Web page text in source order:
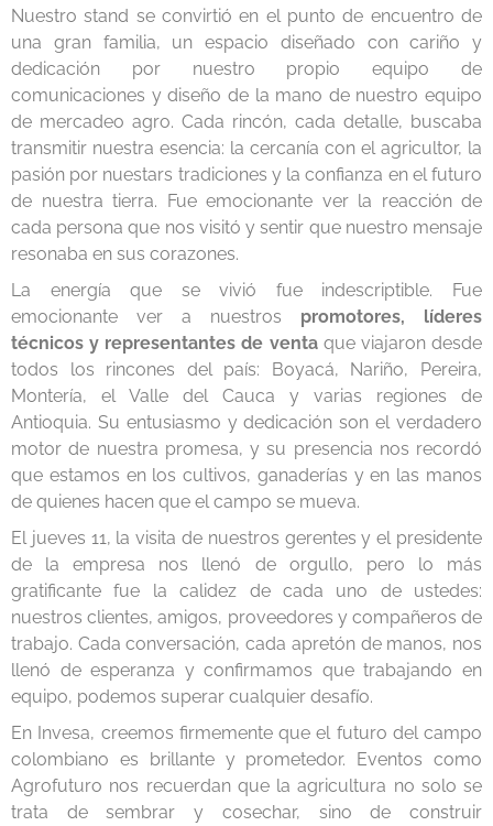
Nuestro stand se convirtió en el punto de encuentro de
una gran familia, un espacio diseñado con cariño y
dedicación por nuestro propio equipo de
comunicaciones y diseño de la mano de nuestro equipo
de mercadeo agro. Cada rincón, cada detalle, buscaba
transmitir nuestra esencia: la cercanía con el agricultor, la
pasión por nuestars tradiciones y la confianza en el futuro
de nuestra tierra. Fue emocionante ver la reacción de
cada persona que nos visitó y sentir que nuestro mensaje
resonaba en sus corazones.
La energía que se vivió fue indescriptible. Fue
emocionante ver a nuestros promotores, líderes
técnicos y representantes de ventaque viajaron desde
todos los rincones del país: Boyacá, Nariño, Pereira,
Montería, el Valle del Cauca y varias regiones de
Antioquia. Su entusiasmo y dedicación son el verdadero
motor de nuestra promesa, y su presencia nos recordó
que estamos en los cultivos, ganaderías y en las manos
de quienes hacen que el campo se mueva.
El jueves 11, la visita de nuestros gerentes y el presidente
de la empresa nos llenó de orgullo, pero lo más
gratificante fue la calidez de cada uno de ustedes:
nuestros clientes, amigos, proveedores y compañeros de
trabajo. Cada conversación, cada apretón de manos, nos
llenó de esperanza y confirmamos que trabajando en
equipo, podemos superar cualquier desafío.
En Invesa, creemos firmemente que el futuro del campo
colombiano es brillante y prometedor. Eventos como
Agrofuturo nos recuerdan que la agricultura no solo se
trata de sembrar y cosechar, sino de construir